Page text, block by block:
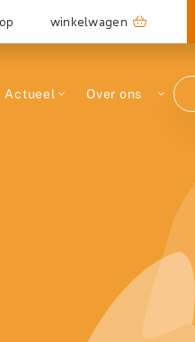
winkelwagen
Actueel Over ons